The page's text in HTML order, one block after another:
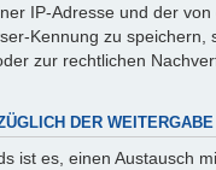
IP-Adresse und der
Kennung zu speichern,
zur rechtlichen
DER
ist es, einen Austausch